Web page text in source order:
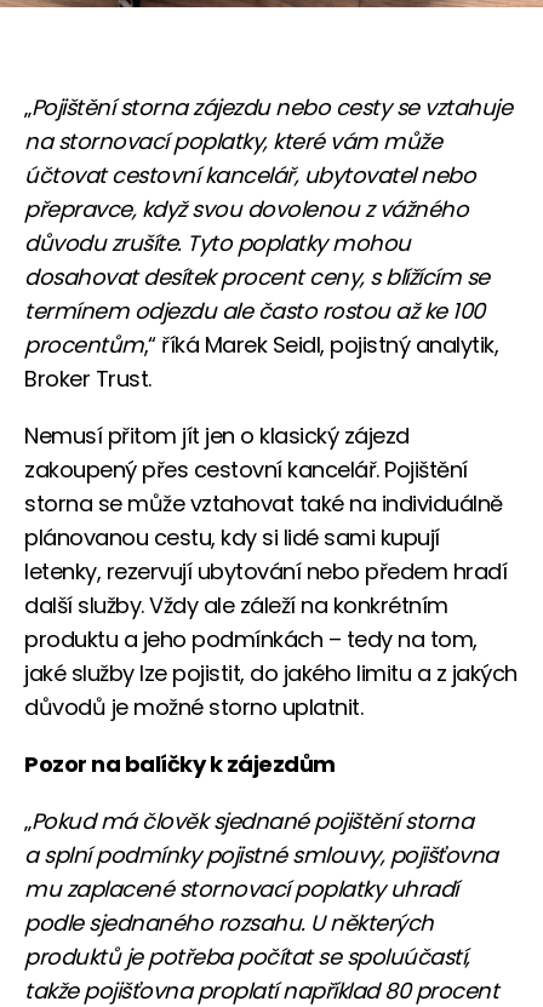
„Pojištění storna zájezdu nebo cesty se vztahuje
na stornovací poplatky, které vám může
účtovat cestovní kancelář, ubytovatel nebo
přepravce, když svou dovolenou z vážného
důvodu zrušíte. Tyto poplatky mohou
dosahovat desítek procent ceny, s blížícím se
termínem odjezdu ale často rostou až ke 100
procentům,“ říká Marek Seidl, pojistný analytik,
Broker Trust.
Nemusí přitom jít jen o klasický zájezd
zakoupený přes cestovní kancelář. Pojištění
storna se může vztahovat také na individuálně
plánovanou cestu, kdy si lidé sami kupují
letenky, rezervují ubytování nebo předem hradí
další služby. Vždy ale záleží na konkrétním
produktu a jeho podmínkách – tedy na tom,
jaké služby lze pojistit, do jakého limitu a z jakých
důvodů je možné storno uplatnit.
Pozor na balíčky k zájezdům
„Pokud má člověk sjednané pojištění storna
a splní podmínky pojistné smlouvy, pojišťovna
mu zaplacené stornovací poplatky uhradí
podle sjednaného rozsahu. U některých
produktů je potřeba počítat se spoluúčastí,
takže pojišťovna proplatí například 80 procent